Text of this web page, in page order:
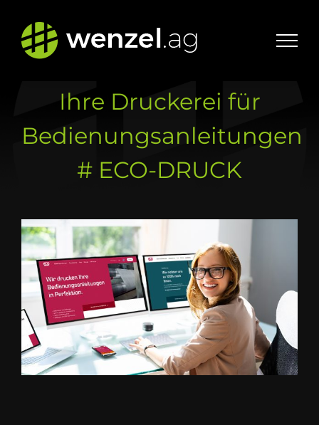
Inhalt
springen
Ihre Druckerei für
Bedienungsanleitungen
# ECO-DRUCK
Zeige
grösseres
Bild